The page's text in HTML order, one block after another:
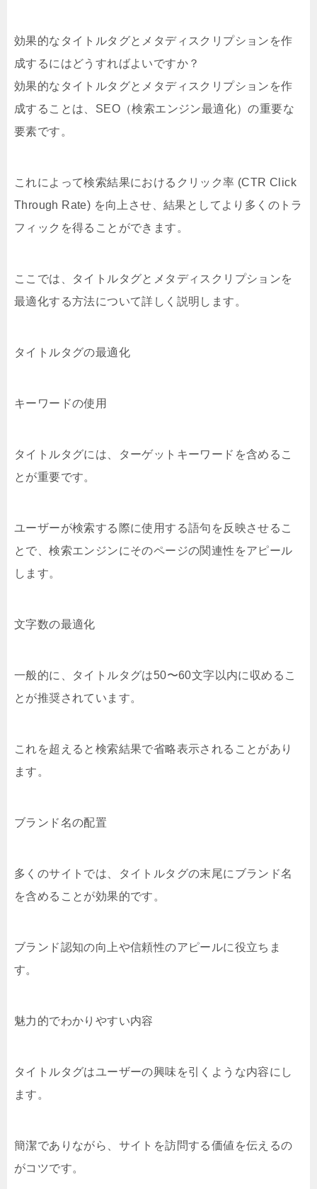
効果的なタイトルタグとメタディスクリプションを作
成するにはどうすればよいですか？
効果的なタイトルタグとメタディスクリプションを作
成することは、SEO（検索エンジン最適化）の重要な
要素です。
これによって検索結果におけるクリック率 (CTR Click
Through Rate) を向上させ、結果としてより多くのトラ
フィックを得ることができます。
ここでは、タイトルタグとメタディスクリプションを
最適化する方法について詳しく説明します。
タイトルタグの最適化
キーワードの使用
タイトルタグには、ターゲットキーワードを含めるこ
とが重要です。
ユーザーが検索する際に使用する語句を反映させるこ
とで、検索エンジンにそのページの関連性をアピール
します。
文字数の最適化
一般的に、タイトルタグは50〜60文字以内に収めるこ
とが推奨されています。
これを超えると検索結果で省略表示されることがあり
ます。
ブランド名の配置
多くのサイトでは、タイトルタグの末尾にブランド名
を含めることが効果的です。
ブランド認知の向上や信頼性のアピールに役立ちま
す。
魅力的でわかりやすい内容
タイトルタグはユーザーの興味を引くような内容にし
ます。
簡潔でありながら、サイトを訪問する価値を伝えるの
がコツです。